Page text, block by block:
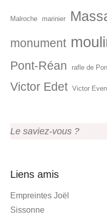
Malroche marinier
monument
Pont-Réan rafle de
Victor Edet Victor Even
Le saviez-vous ?
Liens amis
Empreintes Joël
Sissonne